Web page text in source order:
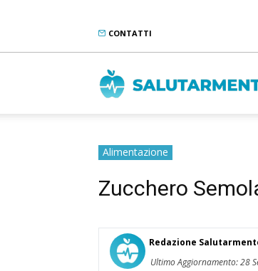
CONTATTI
Alimentazione
Zucchero
Redazione
Ultimo Aggiornamento: 28